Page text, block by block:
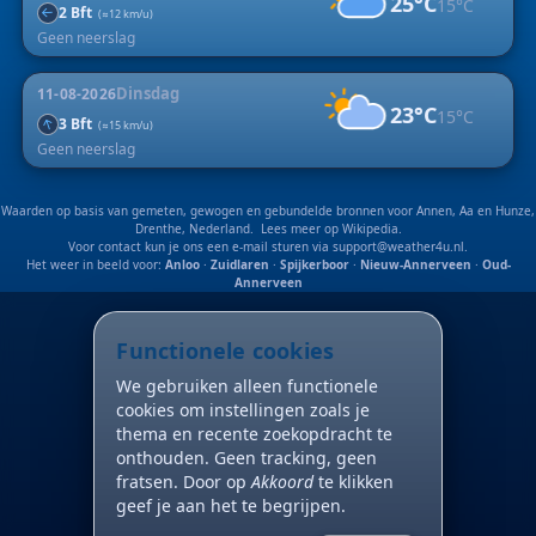
15°C
Geen neerslag
↑2 Bft (≈12 km/u)
11-08-2026Dinsdag
23°C15°C
Geen neerslag
↑3 Bft (≈15 km/u)
Waarden op basis van gemeten, gewogen en gebundelde bronnen voor Annen, Aa en Hunze,
Drenthe, Nederland. Lees meer op Wikipedia.
Voor contact kun je ons een e-mail sturen via support@weather4u.nl.
Het weer in beeld voor: Anloo· Zuidlaren · Spijkerboor· Nieuw-Annerveen · Oud-
Annerveen
Functionele cookies
We gebruiken alleen functionele
cookies om instellingen zoals je
thema en recente zoekopdracht te
onthouden. Geen tracking, geen
fratsen. Door opAkkoordte klikken
geef je aan het te begrijpen.